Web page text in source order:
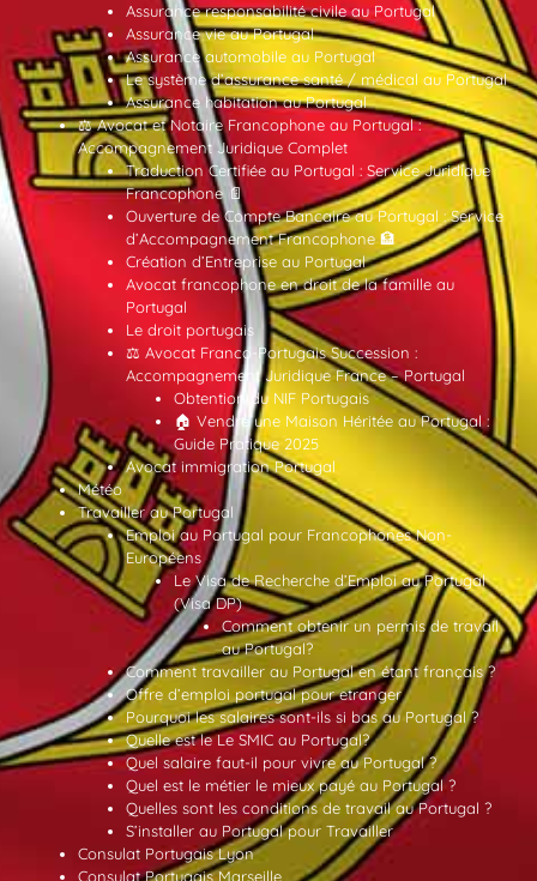
Assurance responsabilité civile au Portugal
Assurance vie au Portugal
Assurance automobile au Portugal
Le système d’assurance santé / médical au Portugal
Assurance habitation au Portugal
⚖️ Avocat et Notaire Francophone au Portugal :
Accompagnement Juridique Complet
Traduction Certifiée au Portugal : Service Juridique
Francophone 📄
Ouverture de Compte Bancaire au Portugal : Service
d’Accompagnement Francophone 🏦
Création d’Entreprise au Portugal
Avocat francophone en droit de la famille au
Portugal
Le droit portugais
⚖️ Avocat Franco-Portugais Succession :
Accompagnement Juridique France – Portugal
Obtention du NIF Portugais
🏠 Vendre une Maison Héritée au Portugal :
Guide Pratique 2025
Avocat immigration Portugal
Météo
Travailler au Portugal
Emploi au Portugal pour Francophones Non-
Européens
Le Visa de Recherche d’Emploi au Portugal
(Visa DP)
Comment obtenir un permis de travail
au Portugal?
Comment travailler au Portugal en étant français ?
Offre d’emploi portugal pour etranger
Pourquoi les salaires sont-ils si bas au Portugal ?
Quelle est le Le SMIC au Portugal?
Quel salaire faut-il pour vivre au Portugal ?
Quel est le métier le mieux payé au Portugal ?
Quelles sont les conditions de travail au Portugal ?
S’installer au Portugal pour Travailler
Consulat Portugais Lyon
Consulat Portugais Marseille